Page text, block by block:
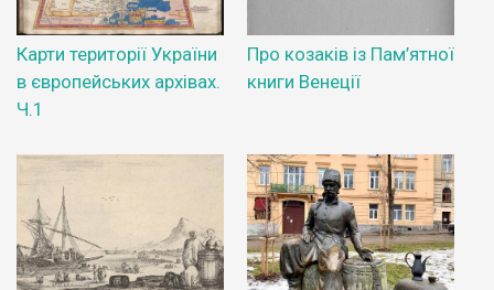
Карти території України
в європейських архівах.
Ч.1
Про козаків із Пам’ятної
книги Венеції